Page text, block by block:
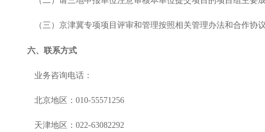
（三）京津冀专项项目评审和管理按照相关管理办法和合作协
六、联系方式
业务咨询电话：
北京地区：010-55571256
天津地区：022-63082292